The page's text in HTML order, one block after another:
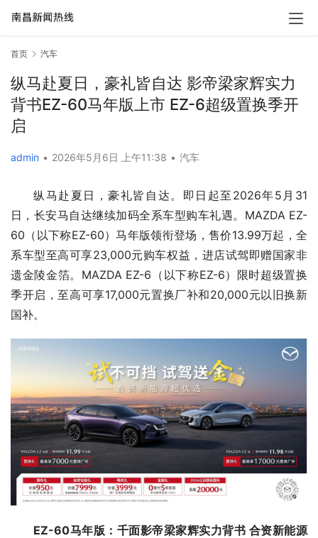
首页 汽车
纵马赴夏日，豪礼皆自达 影帝梁家辉实力
背书EZ-60马年版上市 EZ-6超级置换季开
启
admin • 2026年5月6日 上午11:38 • 汽车
纵马赴夏日，豪礼皆自达。即日起至2026年5月31
日，长安马自达继续加码全系车型购车礼遇。MAZDA EZ-
60（以下称EZ-60）马年版领衔登场，售价13.99万起，全
系车型至高可享23,000元购车权益，进店试驾即赠国家非
遗金陵金箔。MAZDA EZ-6（以下称EZ-6）限时超级置换
季开启，至高可享17,000元置换厂补和20,000元以旧换新
国补。
EZ-60马年版：千面影帝梁家辉实力背书 合资新能源